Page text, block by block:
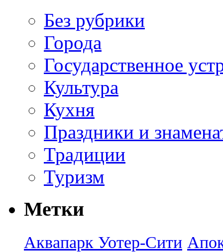
Без рубрики
Города
Государственное
Культура
Кухня
Праздники и
Традиции
Туризм
Метки
Аквапарк Уотер-Сити